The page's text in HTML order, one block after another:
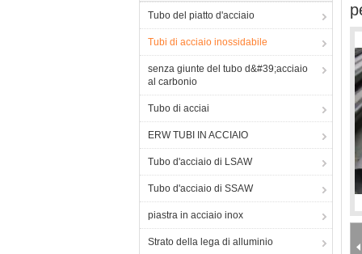
Tubo del piatto d'acciaio
Tubi di acciaio inossidabile
senza giunte del tubo d&#39;acciaio
al carbonio
Tubo di acciai
ERW TUBI IN ACCIAIO
Tubo d'acciaio di LSAW
Tubo d'acciaio di SSAW
piastra in acciaio inox
Strato della lega di alluminio